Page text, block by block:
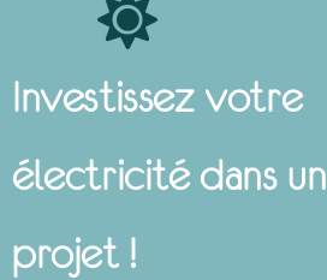
Investissez votre
électricité dans un
projet !